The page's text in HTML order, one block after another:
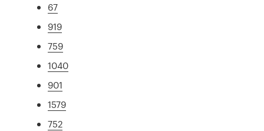
67
919
759
1040
901
1579
752